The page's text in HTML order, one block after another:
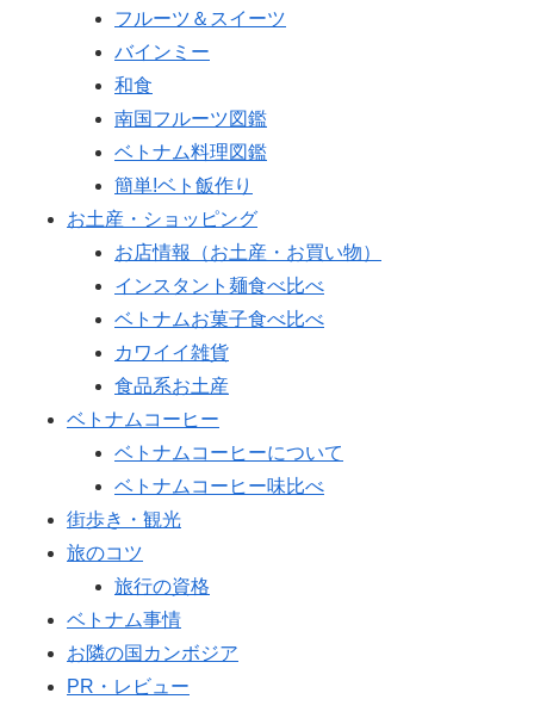
フルーツ＆スイーツ
バインミー
和食
南国フルーツ図鑑
ベトナム料理図鑑
簡単!ベト飯作り
お土産・ショッピング
お店情報（お土産・お買い物）
インスタント麺食べ比べ
ベトナムお菓子食べ比べ
カワイイ雑貨
食品系お土産
ベトナムコーヒー
ベトナムコーヒーについて
ベトナムコーヒー味比べ
街歩き・観光
旅のコツ
旅行の資格
ベトナム事情
お隣の国カンボジア
PR・レビュー